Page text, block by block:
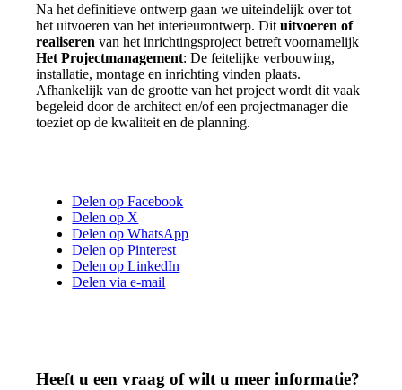
Na het definitieve ontwerp gaan we uiteindelijk over tot
het uitvoeren van het interieurontwerp. Dituitvoeren of
realiseren van het inrichtingsproject betreft voornamelijk
Het Projectmanagement: De feitelijke verbouwing,
installatie, montage en inrichting vinden plaats.
Afhankelijk van de grootte van het project wordt dit vaak
begeleid door de architect en/of een projectmanager die
toeziet op de kwaliteit en de planning.
Delen op Facebook
Delen op X
Delen op WhatsApp
Delen op Pinterest
Delen op LinkedIn
Delen via e-mail
Heeft u een vraag of wilt u meer informatie?